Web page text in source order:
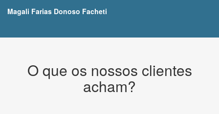
Magali Farias Donoso Facheti
O que os nossos clientes
acham?